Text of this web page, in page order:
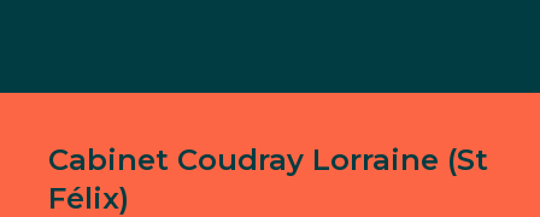
Cabinet Coudray Lorraine (St
Félix)